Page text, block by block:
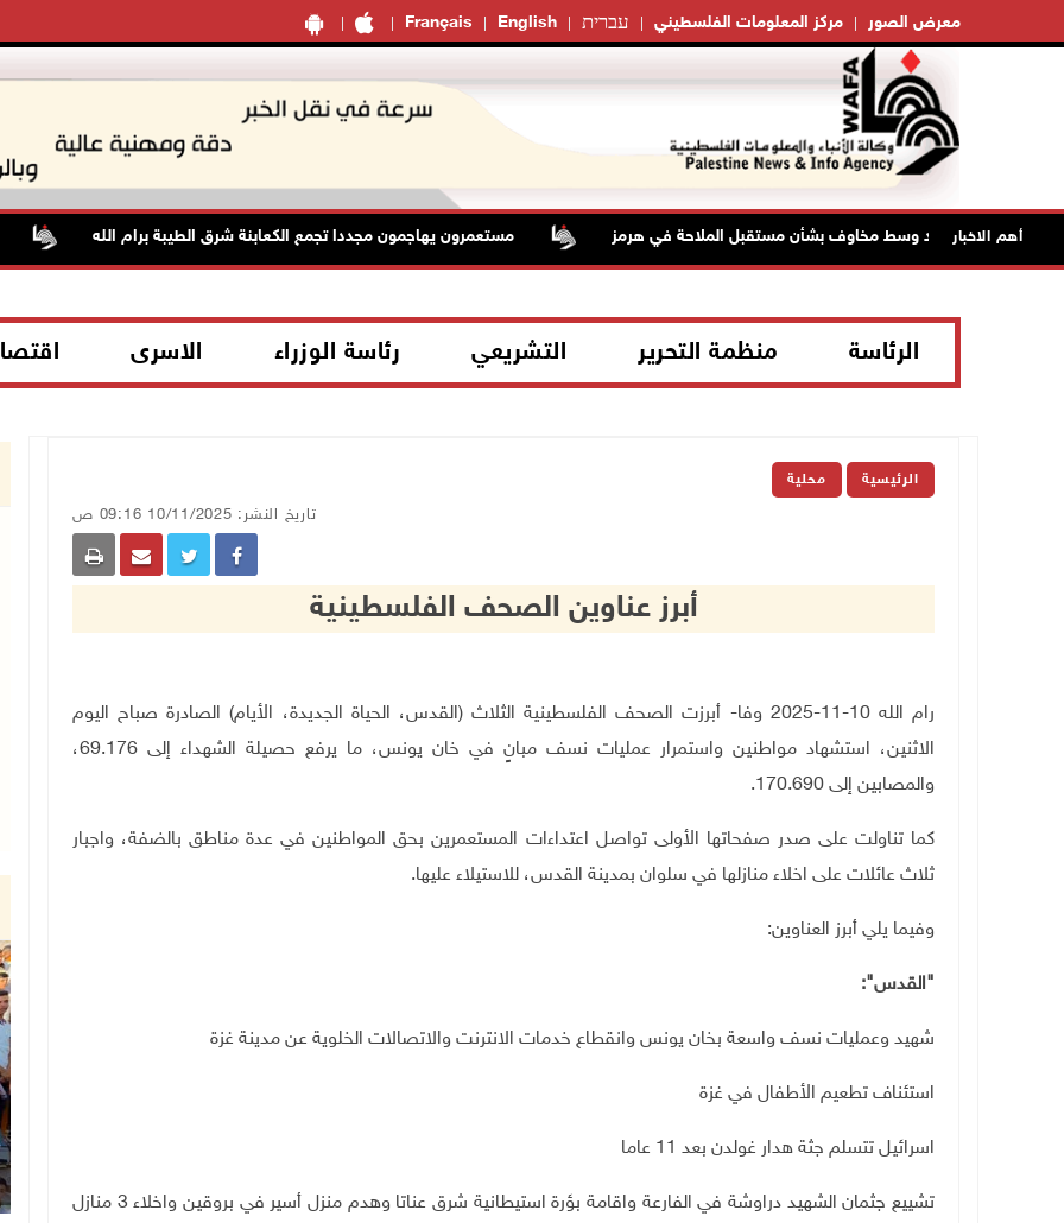
Français English עברית مركز المعلومات الفلسطيني معرض الصور
أهم الاخبار
تواصل الصعود وسط مخاوف بشأن مستقبل الملاحة في هرمز مستعمرون يهاجمون مجددا تجمع الكعابنة شرق الطيبة برام الله
الرئاسة منظمة التحرير التشريعي رئاسة الوزراء الاسرى
الرئيسية محلية
تاريخ النشر: 10/11/2025 09:16 ص
أبرز عناوين الصحف الفلسطينية
رام الله 10-11-2025 وفا- أبرزت الصحف الفلسطينية الثلاث (القدس، الحياة الجديدة، الأيام) الصادرة صباح اليوم
الاثنين، استشهاد مواطنين واستمرار عمليات نسف مبانٍ في خان يونس، ما يرفع حصيلة الشهداء إلى 69.176،
والمصابين إلى 170.690.
كما تناولت على صدر صفحاتها الأولى تواصل اعتداءات المستعمرين بحق المواطنين في عدة مناطق بالضفة، واجبار
ثلاث عائلات على اخلاء منازلها في سلوان بمدينة القدس، للاستيلاء عليها.
وفيما يلي أبرز العناوين:
"القدس":
شهيد وعمليات نسف واسعة بخان يونس وانقطاع خدمات الانترنت والاتصالات الخلوية عن مدينة غزة
استئناف تطعيم الأطفال في غزة
اسرائيل تتسلم جثة هدار غولدن بعد 11 عاما
تشييع جثمان الشهيد دراوشة في الفارعة واقامة بؤرة استيطانية شرق عناتا وهدم منزل أسير في بروقين واخلاء 3 منازل